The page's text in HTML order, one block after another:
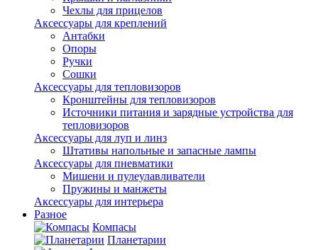
Чехлы для прицелов
Аксессуары для креплений
Антабки
Опоры
Ручки
Сошки
Аксессуары для тепловизоров
Кронштейны для тепловизоров
Источники питания и зарядные устройства для
тепловизоров
Аксессуары для луп и линз
Штативы напольные и запасные лампы
Аксессуары для пневматики
Мишени и пулеулавливатели
Пружины и манжеты
Аксессуары для интерьера
Разное
Компасы
Планетарии